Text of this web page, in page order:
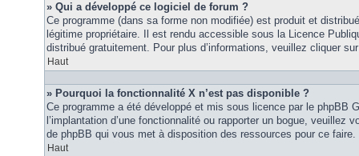
» Qui a développé ce logiciel de forum ?
Ce programme (dans sa forme non modifiée) est produit et
légitime propriétaire. Il est rendu accessible sous la Licence
distribué gratuitement. Pour plus d’informations, veuillez cliquer
Haut
» Pourquoi la fonctionnalité X n’est pas disponible ?
Ce programme a été développé et mis sous licence par le phpBB
l’implantation d’une fonctionnalité ou rapporter un bogue, veuillez
de phpBB qui vous met à disposition des ressources pour ce faire.
Haut